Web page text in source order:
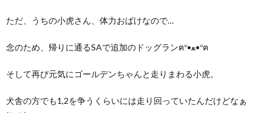
ただ、うちの小虎さん、体力おばけなので…
念のため、帰りに通るSAで追加のドッグランฅᐡ•ﻌ•ᐡฅ
そして再び元気にゴールデンちゃんと走りまわる小虎。
犬舎の方でも1,2を争うくらいには走り回っていたんだけどなぁ